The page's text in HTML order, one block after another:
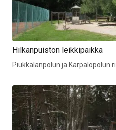
Hilkanpuiston leikkipaikka
Piukkalanpolun ja Karpalopolun